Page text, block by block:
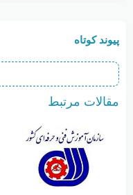
پیوند کوتاه
مقالات مرتبط